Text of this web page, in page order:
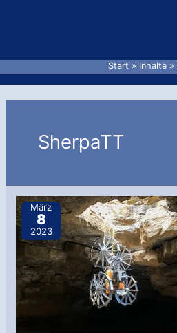
Start Inhalte
SherpaTT
März
8
2023